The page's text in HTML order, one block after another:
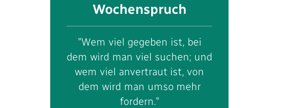
Wochenspruch
"Wem viel gegeben ist, bei
dem wird man viel suchen; und
wem viel anvertraut ist, von
dem wird man umso mehr
fordern."